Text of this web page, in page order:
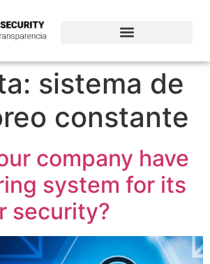
sistema de
constante
company have
system for its
security?